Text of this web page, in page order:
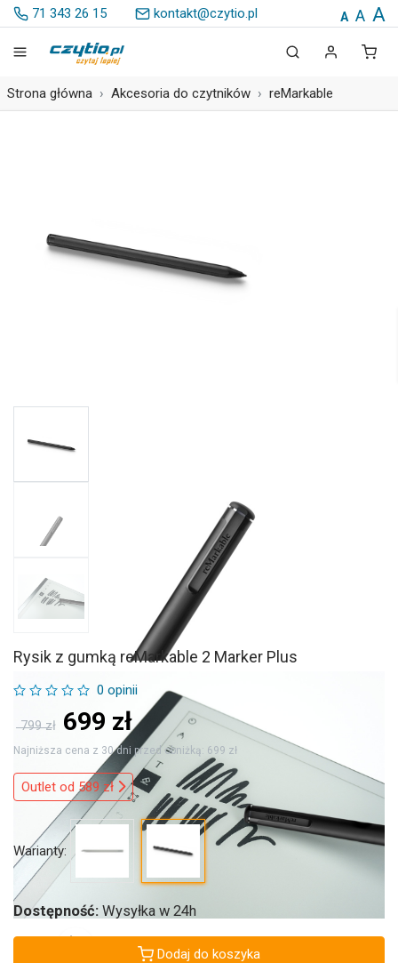
71 343 26 15 kontakt@czytio.pl A A A
Strona główna Akcesoria do czytników reMarkable
Rysik z gumką reMarkable 2 Marker Plus
0 opinii
799 zł 699 zł
Najniższa cena z 30 dni przed obniżką: 699 zł
Outlet od 589 zł
Warianty:
Dostępność: Wysyłka w 24h
Dodaj do koszyka